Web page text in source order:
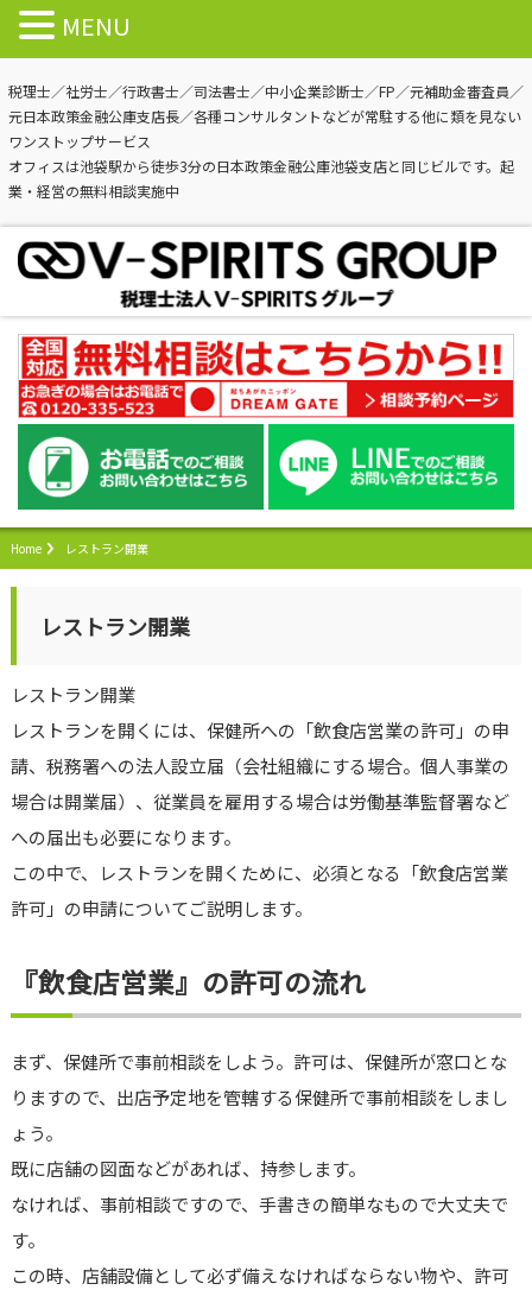
税理士／社労士／行政書士／司法書士／中小企業診断士／FP／元補助金審査員／
元日本政策金融公庫支店長／各種コンサルタントなどが常駐する他に類を見ない
ワンストップサービス
オフィスは池袋駅から徒歩3分の日本政策金融公庫池袋支店と同じビルです。起
業・経営の無料相談実施中
Home レストラン開業
レストラン開業
レストラン開業
レストランを開くには、保健所への「飲食店営業の許可」の申
請、税務署への法人設立届（会社組織にする場合。個人事業の
場合は開業届）、従業員を雇用する場合は労働基準監督署など
への届出も必要になります。
この中で、レストランを開くために、必須となる「飲食店営業
許可」の申請についてご説明します。
『飲食店営業』の許可の流れ
まず、保健所で事前相談をしよう。許可は、保健所が窓口とな
りますので、出店予定地を管轄する保健所で事前相談をしまし
ょう。
既に店舗の図面などがあれば、持参します。
なければ、事前相談ですので、手書きの簡単なもので大丈夫で
す。
この時、店舗設備として必ず備えなければならない物や、許可
MENU